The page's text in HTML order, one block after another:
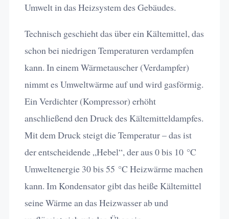
Umwelt in das Heizsystem des Gebäudes.
Technisch geschieht das über ein Kältemittel, das
schon bei niedrigen Temperaturen verdampfen
kann. In einem Wärmetauscher (Verdampfer)
nimmt es Umweltwärme auf und wird gasförmig.
Ein Verdichter (Kompressor) erhöht
anschließend den Druck des Kältemitteldampfes.
Mit dem Druck steigt die Temperatur – das ist
der entscheidende „Hebel“, der aus 0 bis 10 °C
Umweltenergie 30 bis 55 °C Heizwärme machen
kann. Im Kondensator gibt das heiße Kältemittel
seine Wärme an das Heizwasser ab und